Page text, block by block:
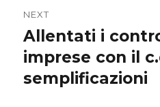
NEXT
Next
post:
Allentati i
imprese con il
semplificazioni